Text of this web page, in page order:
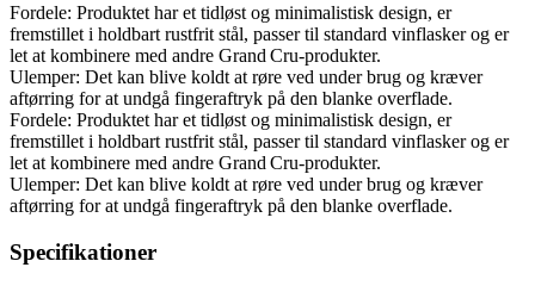
Fordele: Produktet har et tidløst og minimalistisk design, er
fremstillet i holdbart rustfrit stål, passer til standard vinflasker og er
let at kombinere med andre Grand Cru-produkter.
Ulemper: Det kan blive koldt at røre ved under brug og kræver
aftørring for at undgå fingeraftryk på den blanke overflade.
Fordele: Produktet har et tidløst og minimalistisk design, er
fremstillet i holdbart rustfrit stål, passer til standard vinflasker og er
let at kombinere med andre Grand Cru-produkter.
Ulemper: Det kan blive koldt at røre ved under brug og kræver
aftørring for at undgå fingeraftryk på den blanke overflade.
Specifikationer